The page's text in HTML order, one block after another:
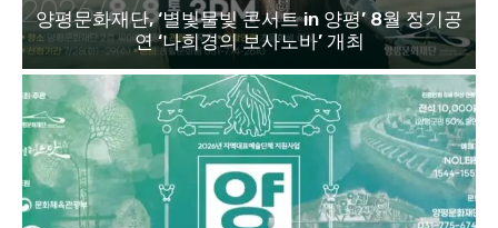
양평문화재단, ‘별빛물빛 콘서트 in 양평’ 8월 정기공
연 ‘나희경의 보사노바’ 개최